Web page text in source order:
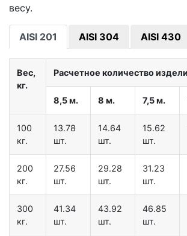
весу.
AISI 201 AISI 304 AISI 430
Вес,
кг.
Расчетное количество
8,5 м. 8 м. 7,5 м.
100
кг.
13.78
шт.
14.64
шт.
15.62
шт.
200
кг.
27.56
шт.
29.28
шт.
31.23
шт.
300
кг.
41.34
шт.
43.92
шт.
46.85
шт.